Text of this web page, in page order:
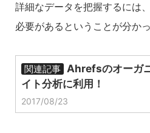
詳細なデータを把握するには
必要があるということが分か
関連記事
Ahrefsのオーガ
イト分析に利用！
2017/08/23